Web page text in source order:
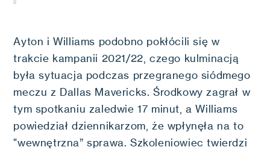
Ayton i Williams podobno pokłócili się w
trakcie kampanii 2021/22, czego kulminacją
była sytuacja podczas przegranego siódmego
meczu z Dallas Mavericks. Środkowy zagrał w
tym spotkaniu zaledwie 17 minut, a Williams
powiedział dziennikarzom, że wpłynęła na to
"wewnętrzna” sprawa. Szkoleniowiec twierdzi